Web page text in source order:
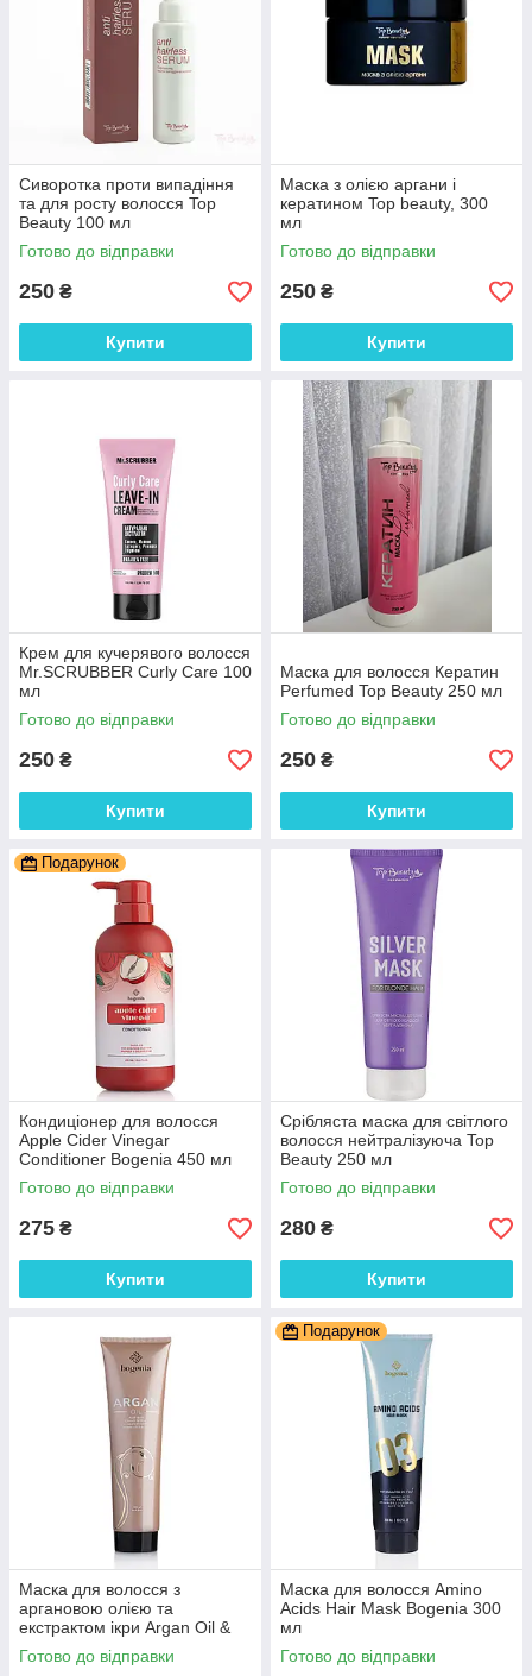
Сиворотка проти випадіння
та для росту волосся Top
Beauty 100 мл
Готово до відправки
250 ₴
Купити
Маска з олією аргани і
кератином Top beauty, 300
мл
Готово до відправки
250 ₴
Купити
Крем для кучерявого волосся
Mr.SCRUBBER Curly Сare 100
мл
Готово до відправки
250 ₴
Купити
Маска для волосся Кератин
Perfumed Top Beauty 250 мл
Готово до відправки
250 ₴
Купити
Подарунок
Кондиціонер для волосся
Apple Cider Vinegar
Conditioner Bogenia 450 мл
Готово до відправки
275 ₴
Купити
Срібляста маска для світлого
волосся нейтралізуюча Top
Beauty 250 мл
Готово до відправки
280 ₴
Купити
Маска для волосся з
аргановою олією та
екстрактом ікри Argan Oil &
Caviar Extract Mask Bogenia
300 мл
Готово до відправки
Подарунок
Маска для волосся Amino
Acids Hair Mask Bogenia 300
мл
Готово до відправки